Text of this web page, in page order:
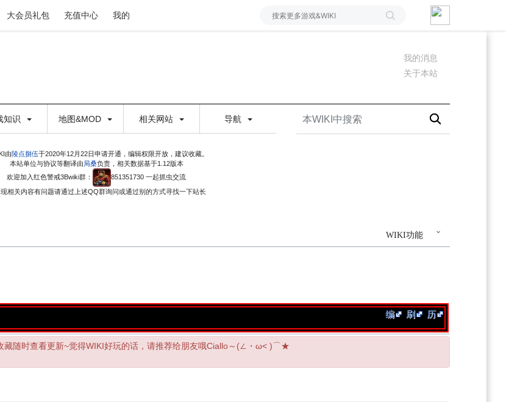
大会员礼包 充值中心 我的
我的消息
关于本站
知识 地图&MOD 相关网站 导航
由陵点捌伍于2020年12月22日申请开通，编辑权限开放，建议收藏。
本站单位与协议等翻译由 局桑负责，相关数据基于1.12版本
欢迎加入红色警戒3Bwiki群：
851351730 一起抓虫交流
相关内容有问题请通过上述QQ群询问或通过别的方式寻找一下站长
WIKI功能
编 刷 历
藏随时查看更新~觉得WIKI好玩的话，请推荐给朋友哦Ciallo～(∠・ω< )⌒★